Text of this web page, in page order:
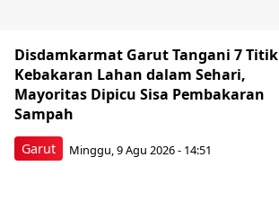
Garut
Disdamkarmat Garut Tangani 7 Titik
Kebakaran Lahan dalam Sehari,
Mayoritas Dipicu Sisa Pembakaran
Sampah
Minggu, 9 Agu 2026 - 14:51